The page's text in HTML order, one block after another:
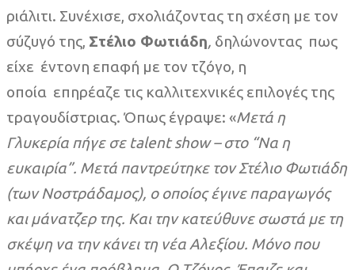
ριάλιτι. Συνέχισε, σχολιάζοντας τη σχέση με τον
σύζυγό της, Στέλιο Φωτιάδη, δηλώνοντας πως
είχε έντονη επαφή με τον τζόγο, η
οποία επηρέαζε τις καλλιτεχνικές επιλογές της
τραγουδίστριας. Όπως έγραψε: «Μετά η
Γλυκερία πήγε σε talent show – στο “Να η
ευκαιρία”. Μετά παντρεύτηκε τον Στέλιο Φωτιάδη
(των Νοστράδαμος), ο οποίος έγινε παραγωγός
και μάνατζερ της. Και την κατεύθυνε σωστά με τη
σκέψη να την κάνει τη νέα Αλεξίου. Μόνο που